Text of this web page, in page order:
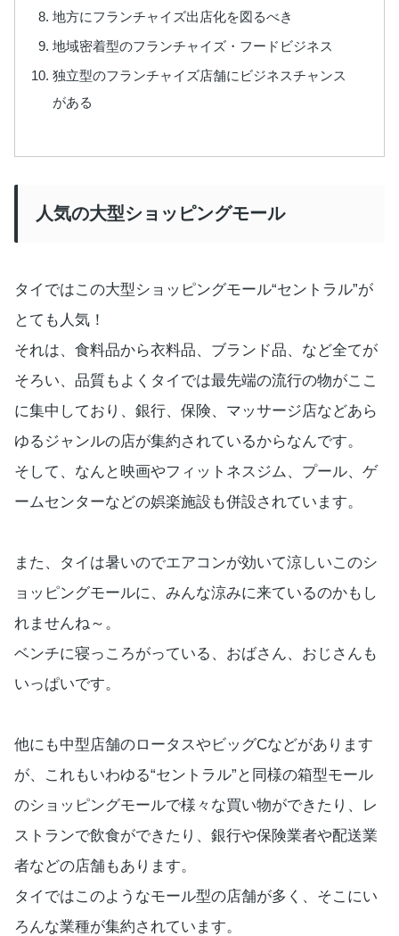
地方にフランチャイズ出店化を図るべき
地域密着型のフランチャイズ・フードビジネス
独立型のフランチャイズ店舗にビジネスチャンス
がある
人気の大型ショッピングモール
タイではこの大型ショッピングモール“セントラル”が
とても人気！
それは、食料品から衣料品、ブランド品、など全てが
そろい、品質もよくタイでは最先端の流行の物がここ
に集中しており、銀行、保険、マッサージ店などあら
ゆるジャンルの店が集約されているからなんです。
そして、なんと映画やフィットネスジム、プール、ゲ
ームセンターなどの娯楽施設も併設されています。
また、タイは暑いのでエアコンが効いて涼しいこのシ
ョッピングモールに、みんな涼みに来ているのかもし
れませんね～。
ベンチに寝っころがっている、おばさん、おじさんも
いっぱいです。
他にも中型店舗のロータスやビッグCなどがあります
が、これもいわゆる“セントラル”と同様の箱型モール
のショッピングモールで様々な買い物ができたり、レ
ストランで飲食ができたり、銀行や保険業者や配送業
者などの店舗もあります。
タイではこのようなモール型の店舗が多く、そこにい
ろんな業種が集約されています。